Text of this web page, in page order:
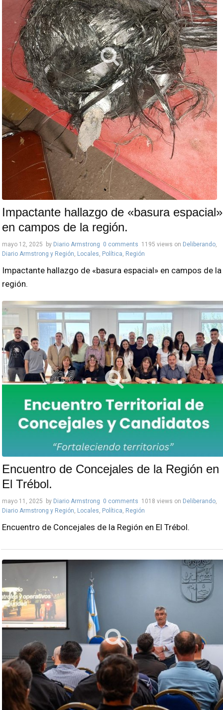
Impactante hallazgo de «basura espacial»
en campos de la región.
mayo 12, 2025 by Diario Armstrong 0 comments 1195 views on Deliberando,
Diario Armstrong y Región, Locales, Política, Región
Impactante hallazgo de «basura espacial» en campos de la
región.
Encuentro de Concejales de la Región en
El Trébol.
mayo 11, 2025 by Diario Armstrong 0 comments 1018 views on Deliberando
Diario Armstrong y Región Locales Política Región
Encuentro de Concejales de la Región en El Trébol.